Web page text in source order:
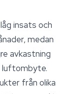
insats och
medan
avkastning
luftombyte.
från olika